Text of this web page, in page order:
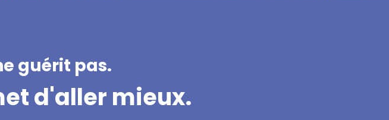
guérit pas.
d'aller mieux.